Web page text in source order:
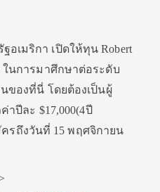
อเมริกา เปิดให้ทุน Robert
ในการมาศึกษาต่อระดับ
ของที่นี่ โดยต้องเป็นผู้
ปีละ $17,000(4ปี
ครถึงวันที่ 15 พฤศจิกายน